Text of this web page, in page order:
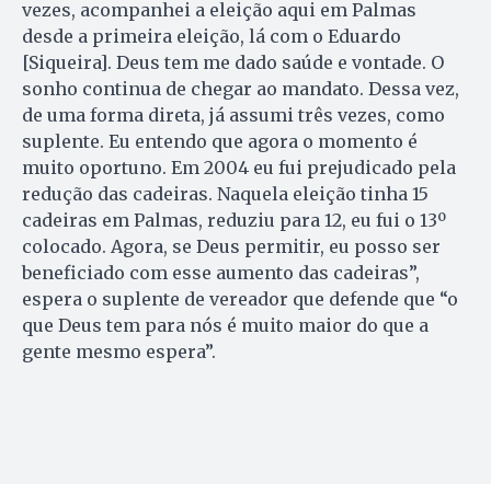
vezes, acompanhei a eleição aqui em Palmas
desde a primeira eleição, lá com o Eduardo
[Siqueira]. Deus tem me dado saúde e vontade. O
sonho continua de chegar ao mandato. Dessa vez,
de uma forma direta, já assumi três vezes, como
suplente. Eu entendo que agora o momento é
muito oportuno. Em 2004 eu fui prejudicado pela
redução das cadeiras. Naquela eleição tinha 15
cadeiras em Palmas, reduziu para 12, eu fui o 13º
colocado. Agora, se Deus permitir, eu posso ser
beneficiado com esse aumento das cadeiras”,
espera o suplente de vereador que defende que “o
que Deus tem para nós é muito maior do que a
gente mesmo espera”.